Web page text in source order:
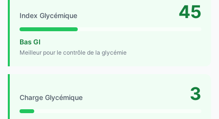
Index Glycémique 45
Bas GI
Meilleur pour le contrôle de la glycémie
Charge Glycémique 3